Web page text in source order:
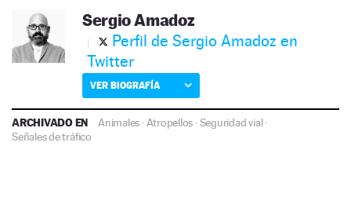
Sergio Amadoz
Perfil de Sergio Amadoz en
Twitter
VER BIOGRAFÍA
ARCHIVADO EN Animales · Atropellos ·Seguridad vial·
Señales de tráfico